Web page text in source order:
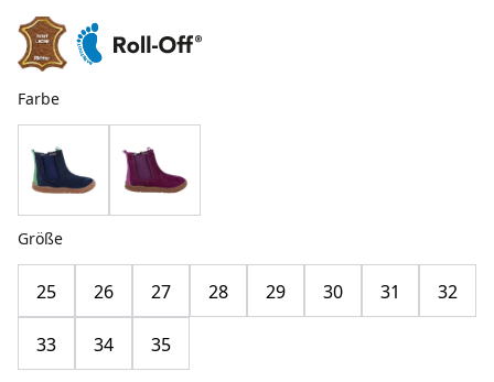
Farbe
Größe
25 26 27 28 29 30 31 32
33 34 35